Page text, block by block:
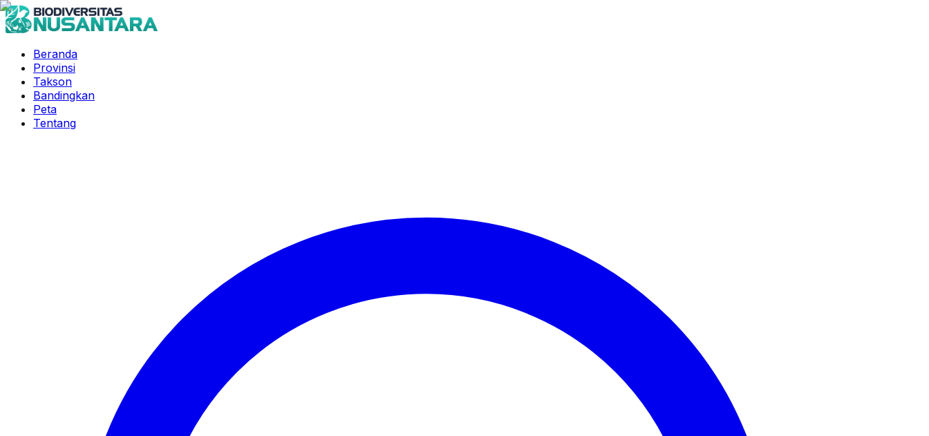
Beranda
Provinsi
Takson
Bandingkan
Peta
Tentang